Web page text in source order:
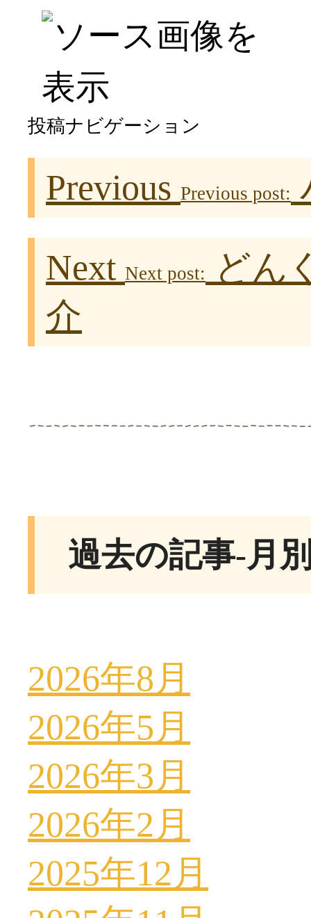
投稿ナビゲーション
Previous Previous post:
Next Next post:
どん
介
過去の記事-月
2026年8月
2026年5月
2026年3月
2026年2月
2025年12月